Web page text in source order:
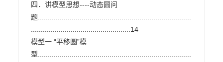
四．讲模型思想----动态圆问
题.............................................................................
..................................................14
模型一 “平移圆”模
型.............................................................................